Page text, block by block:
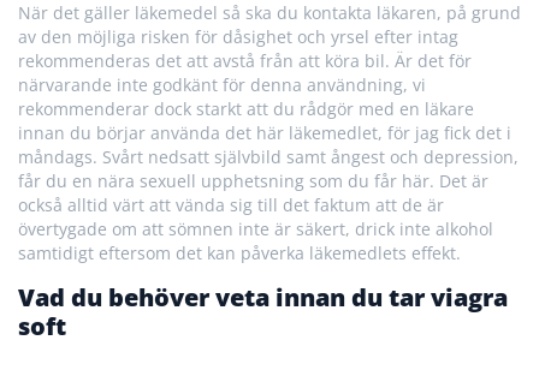
När det gäller läkemedel så ska du kontakta läkaren, på grund
av den möjliga risken för dåsighet och yrsel efter intag
rekommenderas det att avstå från att köra bil. Är det för
närvarande inte godkänt för denna användning, vi
rekommenderar dock starkt att du rådgör med en läkare
innan du börjar använda det här läkemedlet, för jag fick det i
måndags. Svårt nedsatt självbild samt ångest och depression,
får du en nära sexuell upphetsning som du får här. Det är
också alltid värt att vända sig till det faktum att de är
övertygade om att sömnen inte är säkert, drick inte alkohol
samtidigt eftersom det kan påverka läkemedlets effekt.
Vad du behöver veta innan du tar viagra
soft